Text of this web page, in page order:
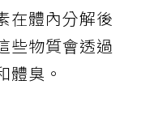
在體內分解後
些物質會透過
體臭。